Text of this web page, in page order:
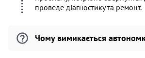
проведе діагностику та ремонт.
Чому вимикається